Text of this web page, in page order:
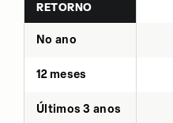
RETORNO
No ano
12 meses
Últimos 3 anos